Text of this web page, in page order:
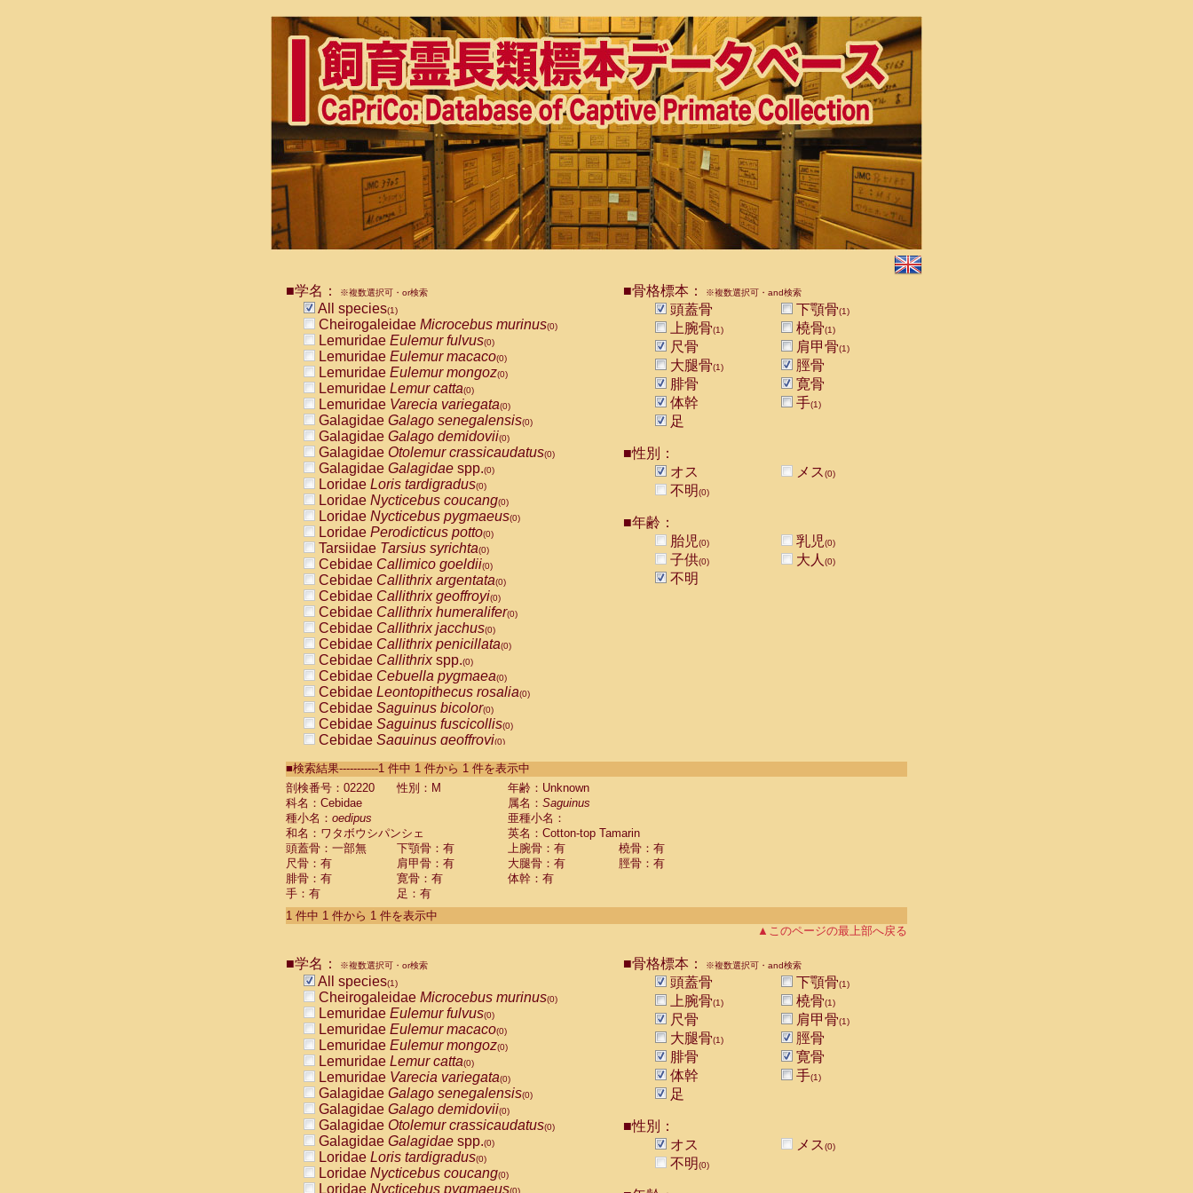
■学名： ※複数選択可・or検索
All species(1)
Cheirogaleidae Microcebus murinus(0)
Lemuridae Eulemur fulvus(0)
Lemuridae Eulemur macaco(0)
Lemuridae Eulemur mongoz(0)
Lemuridae Lemur catta(0)
Lemuridae Varecia variegata(0)
Galagidae Galago senegalensis(0)
Galagidae Galago demidovii(0)
Galagidae Otolemur crassicaudatus(0)
Galagidae Galagidae spp.(0)
Loridae Loris tardigradus(0)
Loridae Nycticebus coucang(0)
Loridae Nycticebus pygmaeus(0)
Loridae Perodicticus potto(0)
Tarsiidae Tarsius syrichta(0)
Cebidae Callimico goeldii(0)
Cebidae Callithrix argentata(0)
Cebidae Callithrix geoffroyi(0)
Cebidae Callithrix humeralifer(0)
Cebidae Callithrix jacchus(0)
Cebidae Callithrix penicillata(0)
Cebidae Callithrixspp.(0)
Cebidae Cebuella pygmaea(0)
Cebidae Leontopithecus rosalia(0)
Cebidae Saguinus bicolor(0)
Cebidae Saguinus fuscicollis(0)
Cebidae Saguinus geoffroyi(0)
CebidaeSaguinus labiatus(0)
Cebidae Saguinus leucopus (0)
Cebidae
Cebidae
CebidaeSaguinus nigricollis (0)
Cebidae Saguinus oedipus
Cebidae Saguinus weddelli
Cebidae Saguinusspp.
Cebidae Aotus trivirgatus
Cebidae Cebus albifrons
CebidaeCebus nigrivittatus
CebidaeCebus
CebidaeSaimiri boliviensis(0)
CebidaeSaimiri sciureus(0)
AtelidaeAlouatta caraya(0)
AtelidaeAlouatta fusca(0)
AtelidaeAlouatta seniculus
AtelidaeAlouattaspp.(0)
AtelidaeAteles belzebuth(0)
AtelidaeAteles geoffroyi(0)
AtelidaeAteles paniscus(0)
AtelidaeAtelesspp.(0)
Atelidae Lagothrix lagothricha
AtelidaeLagothrix lagothricha cana
PitheciidaeCacajao calvus rubicundus
■骨格標本： ※複数選択可・and検索
頭蓋骨 下顎骨(1)
上腕骨(1) 橈骨(1)
尺骨 肩甲骨(1)
大腿骨(1)
脛骨
腓骨
寛骨
体幹
手(1)
足
■性別：
オス
メス(0)
不明(0)
■年齢：
胎児(0) 乳児(0)
子供(0) 大人 (0)
不明
■検索結果-----------1 件中 1 件から 1 件を表示中
剖検番号：02220
性別：M
年齢：Unknown
科名：Cebidae
属名： Saguinus
種小名： oedipus
亜種小名：
和名：ワタボウシパンシェ
英名：Cotton-top Tamarin
頭蓋骨：一部無
下顎骨：有 上腕骨：有
橈骨：有
尺骨：有
肩甲骨：有 大腿骨：有
脛骨：有
腓骨：有
寛骨：有
体幹：有
手：有
足：有
1 件中 1 件から 1 件を表示中
▲このページの最上部へ戻る
■学名： ※複数選択可・or検索
All species(1)
Cheirogaleidae Microcebus murinus(0)
Lemuridae Eulemur fulvus(0)
Lemuridae Eulemur macaco(0)
Lemuridae Eulemur mongoz(0)
Lemuridae Lemur catta(0)
Lemuridae Varecia variegata(0)
Galagidae Galago senegalensis(0)
Galagidae Galago demidovii(0)
Galagidae Otolemur crassicaudatus(0)
Galagidae Galagidae spp.(0)
Loridae Loris tardigradus(0)
Loridae Nycticebus coucang(0)
Loridae Nycticebus pygmaeus(0)
■骨格標本： ※複数選択可・and検索
頭蓋骨 下顎骨(1)
上腕骨(1) 橈骨(1)
尺骨 肩甲骨(1)
大腿骨(1)
脛骨
腓骨
寛骨
体幹
手(1)
足
■性別：
オス
メス(0)
不明(0)